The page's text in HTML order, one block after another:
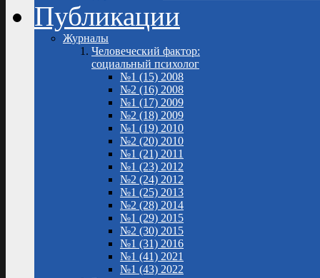
Публикации
Журналы
Человеческий фактор:
социальный психолог
№1 (15) 2008
№2 (16) 2008
№1 (17) 2009
№2 (18) 2009
№1 (19) 2010
№2 (20) 2010
№1 (21) 2011
№1 (23) 2012
№2 (24) 2012
№1 (25) 2013
№2 (28) 2014
№1 (29) 2015
№2 (30) 2015
№1 (31) 2016
№1 (41) 2021
№1 (43) 2022